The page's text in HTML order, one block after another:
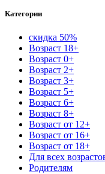
Категории
скидка 50%
Возраст 18+
Возраст 0+
Возраст 2+
Возраст 3+
Возраст 5+
Возраст 6+
Возраст 8+
Возраст от 12+
Возраст от 16+
Возраст от 18+
Для всех
Родителям